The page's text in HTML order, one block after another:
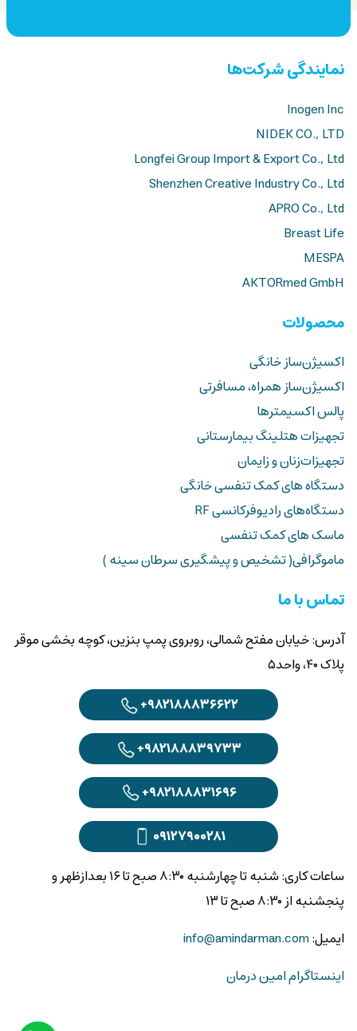
نمایندگی شرکت‌ها
Inogen Inc
NIDEK CO., LTD
Longfei Group Import & Export Co., Ltd
Shenzhen Creative Industry Co., Ltd
APRO Co., Ltd
Breast Life
MESPA
AKTORmed GmbH
محصولات
اکسیژن‌ساز خانگی
اکسیژن‌ساز همراه، مسافرتی
پالس اکسیمترها
تجهیزات هتلینگ بیمارستانی
تجهیزات‌زنان و زایمان
دستگاه های کمک تنفسی خانگی
ماسک های کمک تنفسی
ماموگرافی( تشخیص و پیشگیری سرطان سینه )
تماس با ما
آدرس: خیابان مفتح شمالی، روبروی پمپ بنزین، کوچه بخشی موقر
پلاک ۴۰، واحد۵
+۹۸۲۱۸۸۸۳۶۶۲۲
+۹۸۲۱۸۸۸۳۹۷۳۳
+۹۸۲۱۸۸۸۳۱۶۹۶
۰۹۱۲۷۹۰۰۲۸۱
ساعات کاری: شنبه تا چهارشنبه ۸:۳۰ صبح تا ۱۶ بعدازظهر و
پنجشنبه از ۸:۳۰ صبح تا ۱۳
ایمیل:info@amindarman.com
اینستاگرام امین درمان